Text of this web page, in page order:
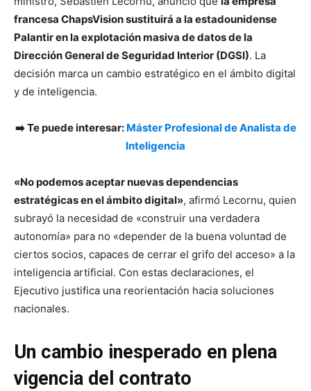
francesa ChapsVision sustituirá a la estadounidense
Palantir en la explotación masiva de datos de la
Dirección General de Seguridad Interior (DGSI). La
decisión marca un cambio estratégico en el ámbito digital
y de inteligencia.
➡️ Te puede interesar: Máster Profesional de Analista de
Inteligencia
«No podemos aceptar nuevas dependencias
estratégicas en el ámbito digital», afirmó Lecornu, quien
subrayó la necesidad de «construir una verdadera
autonomía» para no «depender de la buena voluntad de
ciertos socios, capaces de cerrar el grifo del acceso» a la
inteligencia artificial. Con estas declaraciones, el
Ejecutivo justifica una reorientación hacia soluciones
nacionales.
Un cambio inesperado en plena
vigencia del contrato